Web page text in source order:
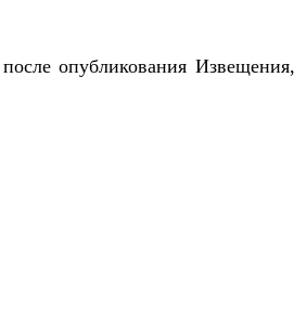
опубликования